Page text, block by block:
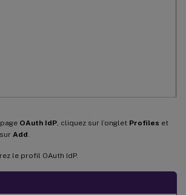
OAuth IdP, cliquez sur l’onglet Profiles et
Add.
le profil OAuth IdP.